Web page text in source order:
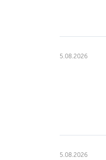
5.08.2026
5.08.2026